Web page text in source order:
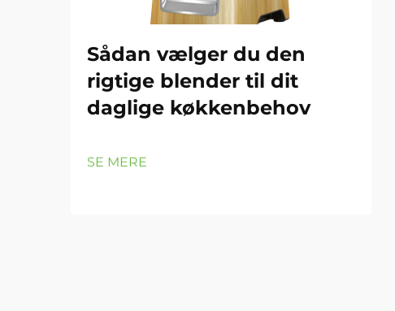
Sådan vælger du den
rigtige blender til dit
daglige køkkenbehov
SE MERE